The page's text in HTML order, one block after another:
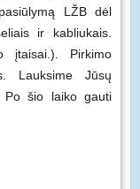
LŽB dėl
ir kabliukais.
įtaisai.). Pirkimo
Lauksime Jūsų
šio laiko gauti